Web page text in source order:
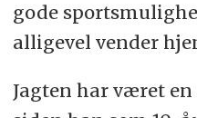
gode
alligevel vender
Jagten har været